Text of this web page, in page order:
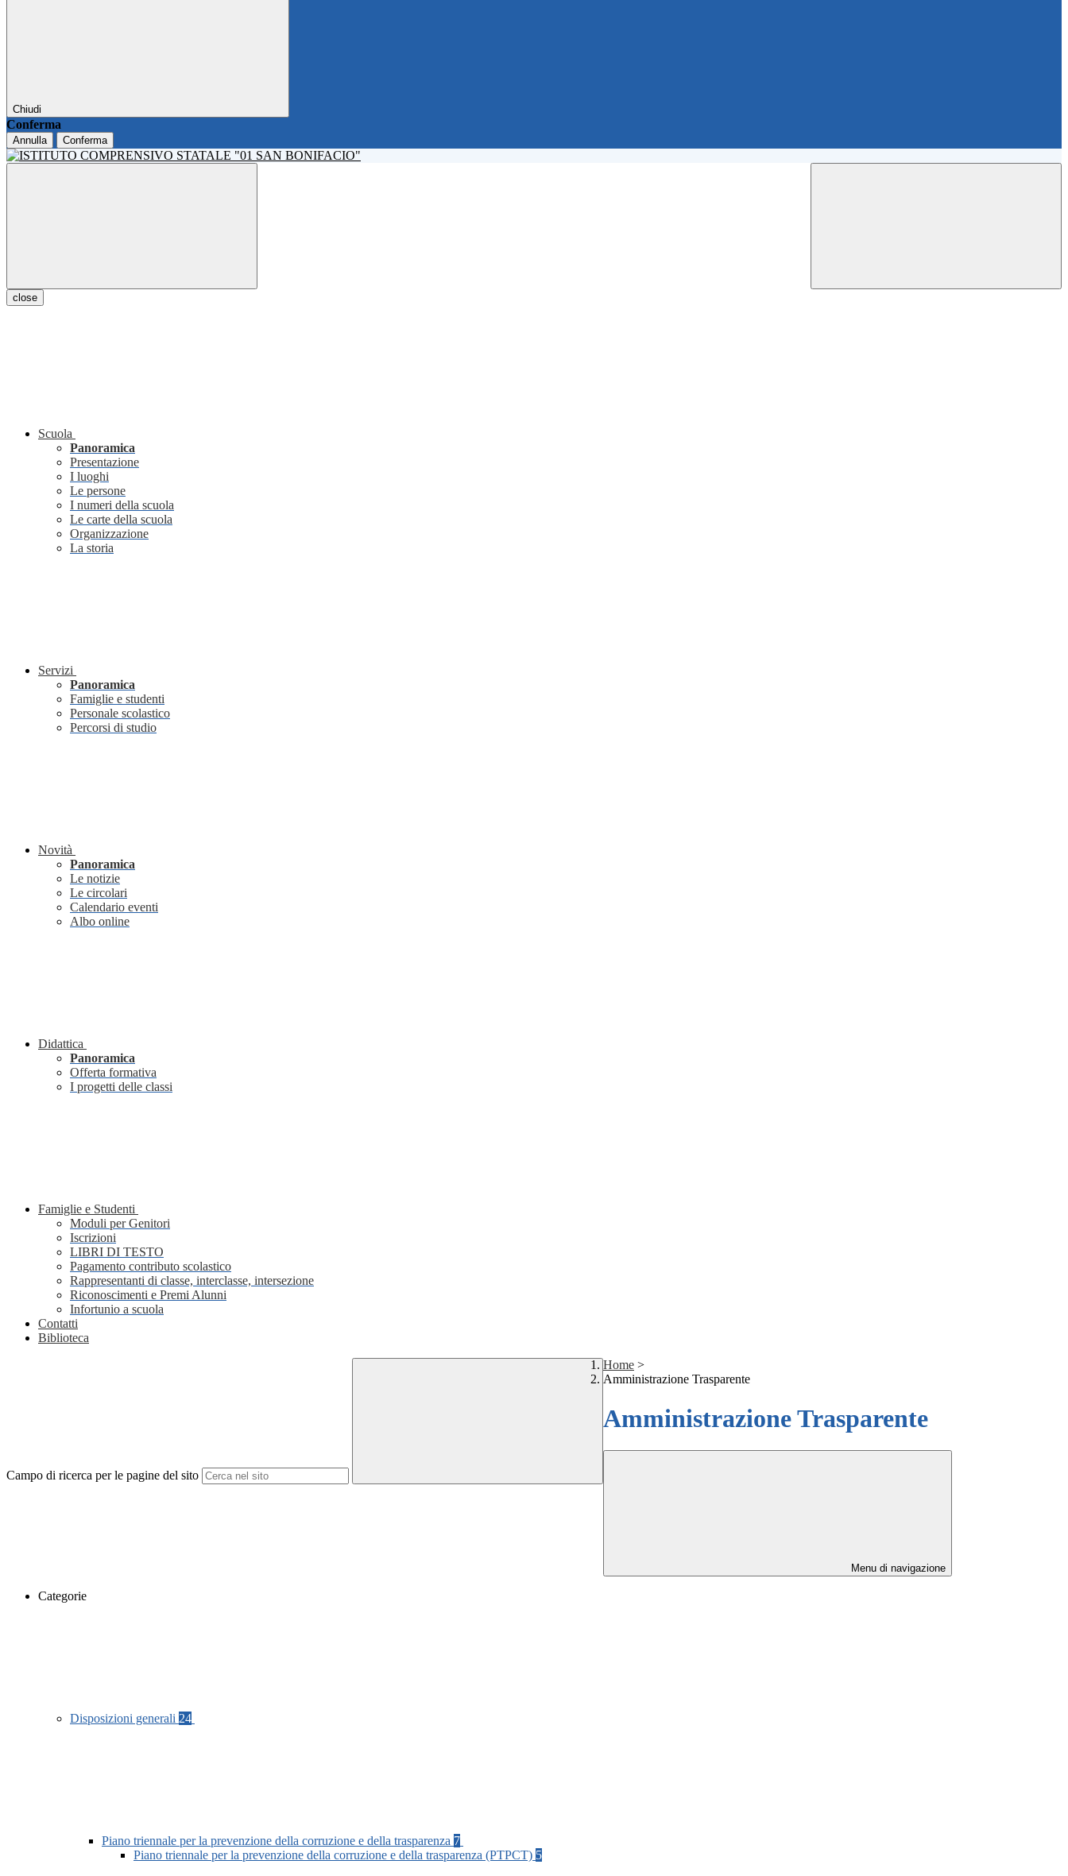
Chiudi
Conferma
Annulla Conferma
close
Scuola
Panoramica
Presentazione
I luoghi
Le persone
I numeri della scuola
Le carte della scuola
Organizzazione
La storia
Servizi
Panoramica
Famiglie e studenti
Personale scolastico
Percorsi di studio
Novità
Panoramica
Le notizie
Le circolari
Calendario eventi
Albo online
Didattica
Panoramica
Offerta formativa
I progetti delle classi
Famiglie e Studenti
Moduli per Genitori
Iscrizioni
LIBRI DI TESTO
Pagamento contributo scolastico
Rappresentanti di classe, interclasse, intersezione
Riconoscimenti e Premi Alunni
Infortunio a scuola
Contatti
Biblioteca
Campo di ricerca per le pagine del sito
Home >
Amministrazione Trasparente
Amministrazione Trasparente
Menu di navigazione
Categorie
Disposizioni generali 24
Piano triennale per la prevenzione della corruzione e della trasparenza 7
Piano triennale per la prevenzione della corruzione e della trasparenza (PTPCT) 5